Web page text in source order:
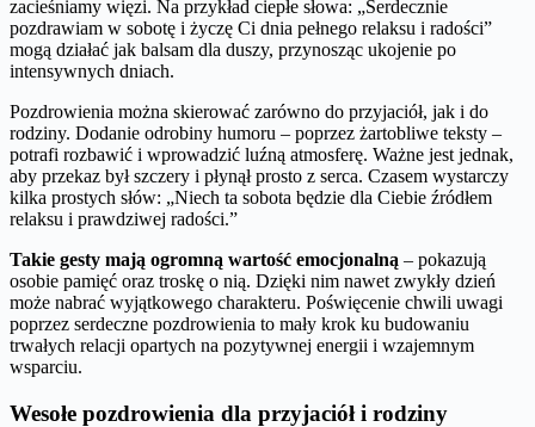
zacieśniamy więzi. Na przykład ciepłe słowa: „Serdecznie
pozdrawiam w sobotę i życzę Ci dnia pełnego relaksu i radości”
mogą działać jak balsam dla duszy, przynosząc ukojenie po
intensywnych dniach.
Pozdrowienia można skierować zarówno do przyjaciół, jak i do
rodziny. Dodanie odrobiny humoru – poprzez żartobliwe teksty –
potrafi rozbawić i wprowadzić luźną atmosferę. Ważne jest jednak,
aby przekaz był szczery i płynął prosto z serca. Czasem wystarczy
kilka prostych słów: „Niech ta sobota będzie dla Ciebie źródłem
relaksu i prawdziwej radości.”
Takie gesty mają ogromną wartość emocjonalną – pokazują
osobie pamięć oraz troskę o nią. Dzięki nim nawet zwykły dzień
może nabrać wyjątkowego charakteru. Poświęcenie chwili uwagi
poprzez serdeczne pozdrowienia to mały krok ku budowaniu
trwałych relacji opartych na pozytywnej energii i wzajemnym
wsparciu.
Wesołe pozdrowienia dla przyjaciół i rodziny